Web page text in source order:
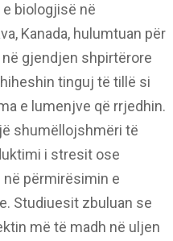
biologjisë në
Kanada, hulumtuan për
gjendjen shpirtërore
tinguj të tillë si
e lumenjve që rrjedhin.
shumëllojshmëri të
i stresit ose
përmirësimin e
Studiuesit zbuluan se
më të madh në uljen